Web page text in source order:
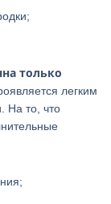
только
легким
На то, что